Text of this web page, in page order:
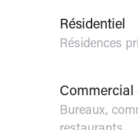
Résidentiel
Résidences
Bureaux,